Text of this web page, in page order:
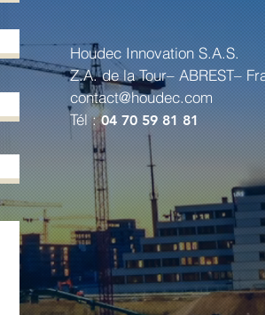
Houdec Innovation S.A.S.
Z.A. de la Tour– ABREST–
contact@houdec.com
Tél :04 70 59 81 81